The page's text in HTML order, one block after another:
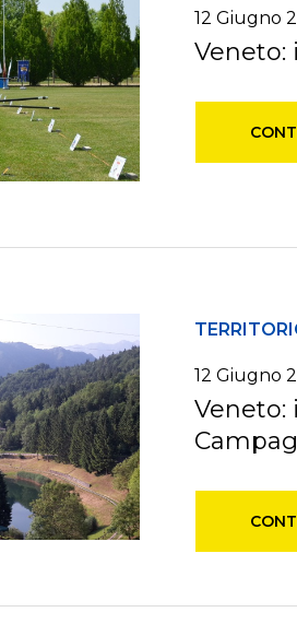
12 Giugno
Veneto:
12 Giugno
Veneto: